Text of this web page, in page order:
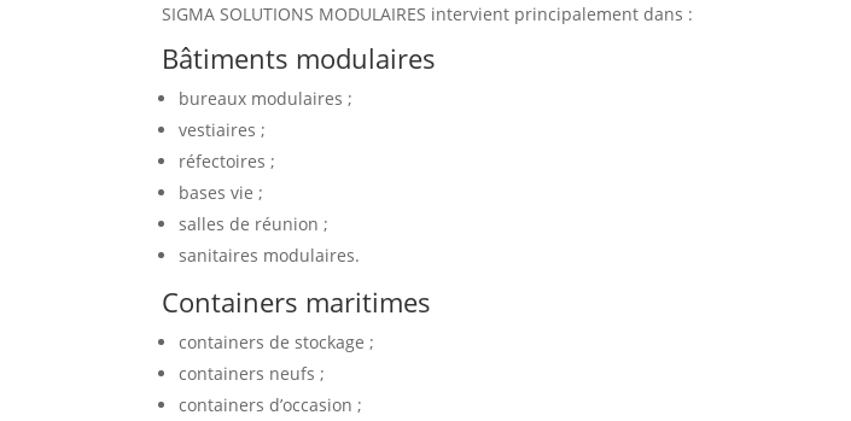
SIGMA SOLUTIONS MODULAIRES intervient principalement dans :
Bâtiments modulaires
bureaux modulaires ;
vestiaires ;
réfectoires ;
bases vie ;
salles de réunion ;
sanitaires modulaires.
Containers maritimes
containers de stockage ;
containers neufs ;
containers d’occasion ;